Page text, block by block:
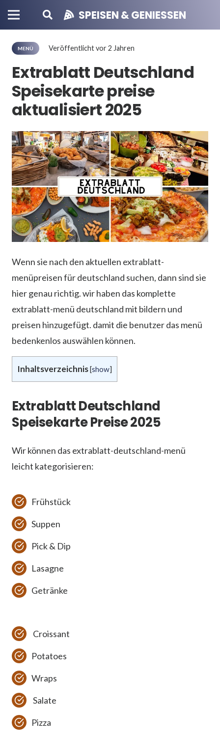
SPEISEN & GENIESSEN
MENÜ Veröffentlichtvor 2 Jahren
Extrablatt Deutschland
Speisekarte preise
aktualisiert 2025
Wenn sie nach den aktuellen extrablatt-
menüpreisen für deutschland suchen, dann sind sie
hier genau richtig. wir haben das komplette
extrablatt-menü deutschland mit bildern und
preisen hinzugefügt. damit die benutzer das menü
bedenkenlos auswählen können.
Inhaltsverzeichnis[show]
Extrablatt Deutschland
Speisekarte Preise 2025
Wir können das extrablatt-deutschland-menü
leicht kategorisieren:
Frühstück
Suppen
Pick & Dip
Lasagne
Getränke
Croissant
Potatoes
Wraps
Salate
Pizza